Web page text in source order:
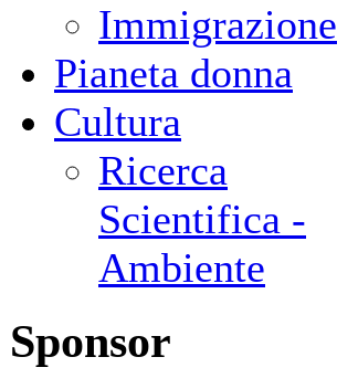
Immigrazione
Pianeta donna
Cultura
Ricerca
Scientifica -
Ambiente
Sponsor